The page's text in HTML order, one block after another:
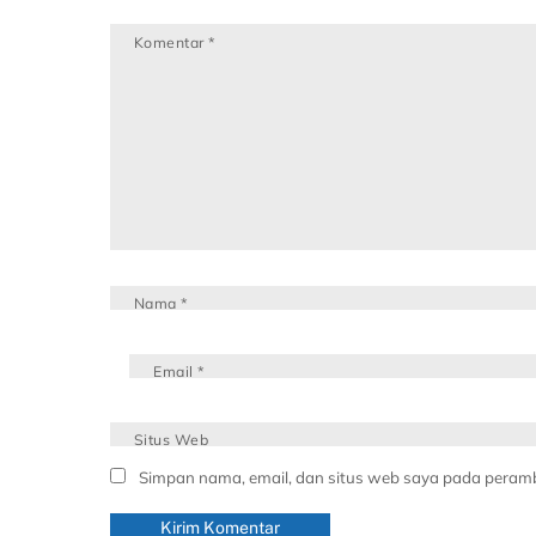
Komentar*
Nama*
Email*
Situs Web
Simpan nama, email, dan situs web saya pada